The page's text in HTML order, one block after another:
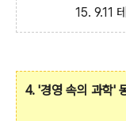
15. 9.11
4. '경영 속의 과학'